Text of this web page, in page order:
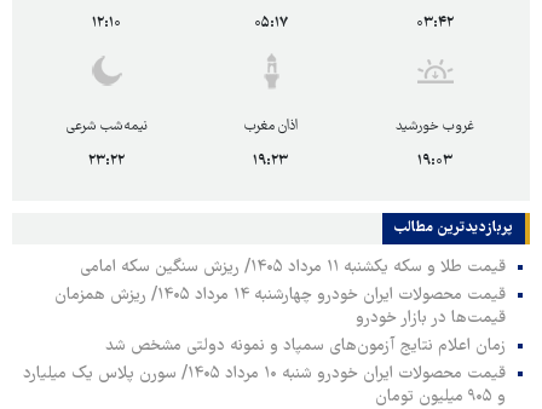
۰۳:۴۲
۰۵:۱۷
۱۲:۱۰
غروب خورشید
۱۹:۰۳
اذان مغرب
۱۹:۲۳
نیمه‌شب شرعی
۲۳:۲۲
پربازدیدترین‌ مطالب
قیمت طلا و سکه یکشنبه ۱۱ مرداد ۱۴۰۵/ ریزش سنگین سکه امامی
قیمت محصولات ایران خودرو چهارشنبه ۱۴ مرداد ۱۴۰۵/ ریزش همزمان
قیمت‌ها در بازار خودرو
زمان اعلام نتایج آزمون‌های سمپاد و نمونه دولتی مشخص شد
قیمت محصولات ایران خودرو شنبه ۱۰ مرداد ۱۴۰۵/ سورن پلاس یک میلیارد
و ۹۰۵ میلیون تومان